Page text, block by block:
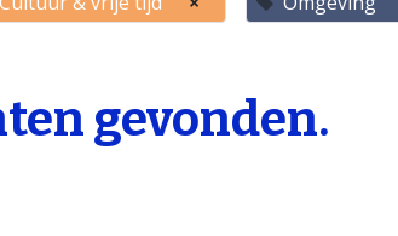
gevonden.